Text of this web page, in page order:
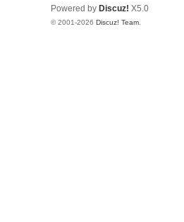
Powered by Discuz! X5.0
© 2001-2026 Discuz! Team